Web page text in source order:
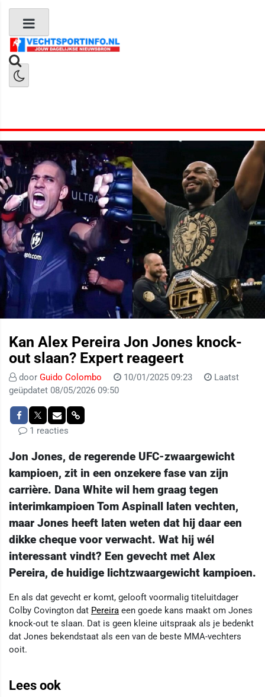
Kan Alex Pereira Jon Jones knock-
out slaan? Expert reageert
door Guido Colombo 10/01/2025 09:23
Laatst
geüpdatet 08/05/2026 09:50
1 reacties
Jon Jones, de regerende UFC-zwaargewicht
kampioen, zit in een onzekere fase van zijn
carrière. Dana White wil hem graag tegen
interimkampioen Tom Aspinall laten vechten,
maar Jones heeft laten weten dat hij daar een
dikke cheque voor verwacht. Wat hij wél
interessant vindt? Een gevecht met Alex
Pereira, de huidige lichtzwaargewicht kampioen.
En als dat gevecht er komt, gelooft voormalig titeluitdager
Colby Covington dat Pereira een goede kans maakt om Jones
knock-out te slaan. Dat is geen kleine uitspraak als je bedenkt
dat Jones bekendstaat als een van de beste MMA-vechters
ooit.
Lees ook